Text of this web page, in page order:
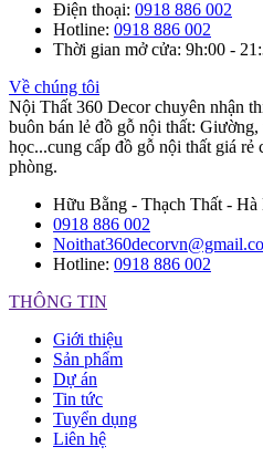
Điện thoại: 0918 886 002
Hotline: 0918 886 002
Thời gian mở cửa: 9h:00 -
Về chúng tôi
Nội Thất 360 Decor chuyên nhận
buôn bán lẻ đồ gỗ nội thất: Giường,
học...cung cấp đồ gỗ nội thất giá rẻ
phòng.
Hữu Bằng - Thạch Thất - Hà
0918 886 002
Hotline: 0918 886 002
THÔNG TIN
Giới thiệu
Sản phẩm
Dự án
Tin tức
Tuyển dụng
Liên hệ